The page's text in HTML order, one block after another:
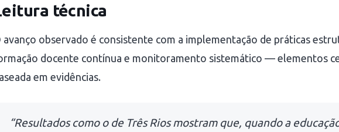
técnica
avanço observado é consistente com a implementação de práticas
docente contínua e monitoramento sistemático — elementos
em evidências.
“Resultados como o de Três Rios mostram que, quando a